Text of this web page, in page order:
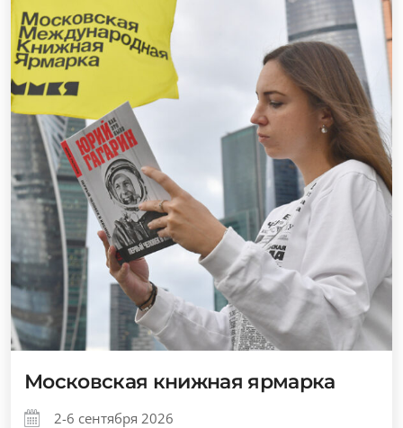
Московская книжная ярмарка
2-6 сентября 2026